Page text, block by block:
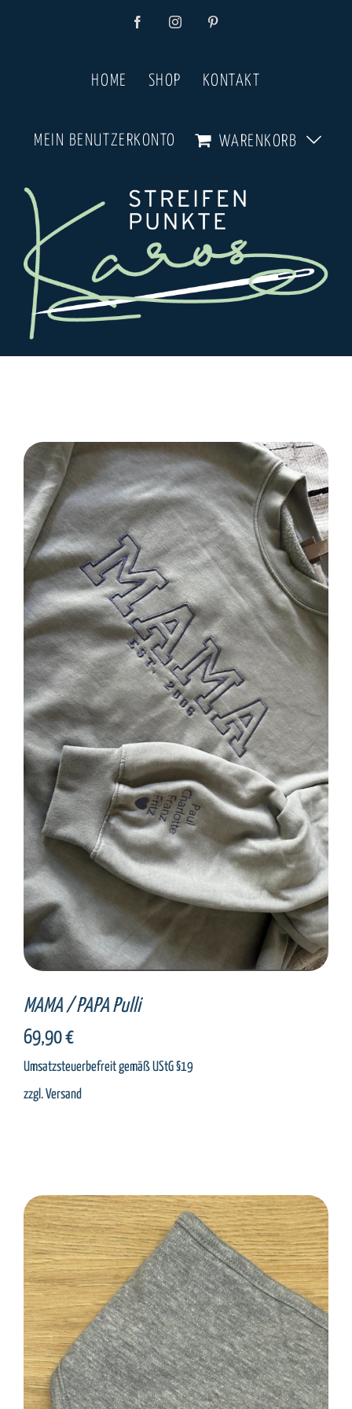
FacebookInstagramPinterest
HOME SHOP KONTAKT
MEIN BENUTZERKONTO WARENKORB
SELECT OPTIONS / DETAILS
MAMA / PAPA Pulli
69,90€
Umsatzsteuerbefreit gemäß UStG §19
zzgl.Versand
SELECT OPTIONS / DETAILS